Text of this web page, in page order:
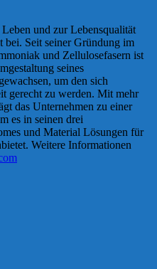
und zur Lebensqualität
bei. Seit seiner Gründung im
und Zellulosefasern ist
seines
um den sich
gerecht zu werden. Mit mehr
das Unternehmen zu einer
es in seinen drei
und Material Lösungen für
Weitere Informationen